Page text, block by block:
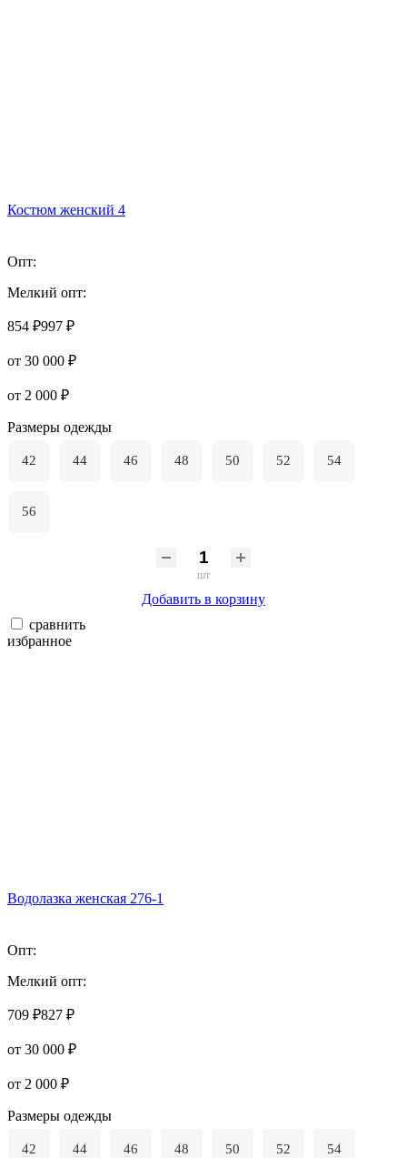
Костюм женский 4
Опт:
Мелкий опт:
854 ₽997 ₽
от 30 000 ₽
от 2 000 ₽
Размеры одежды
42 44 46 48 50 52 54
56
шт
Добавить в корзину
сравнить
избранное
Водолазка женская 276-1
Опт:
Мелкий опт:
709 ₽827 ₽
от 30 000 ₽
от 2 000 ₽
Размеры одежды
42 44 46 48 50 52 54